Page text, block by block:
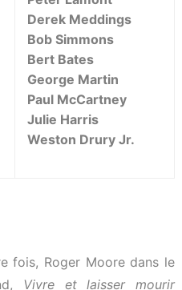
Derek Meddings
Bob Simmons
Bert Bates
George Martin
Paul McCartney
Julie Harris
Weston Drury Jr.
fois, Roger Moore dans le
Vivre et laisser mourir